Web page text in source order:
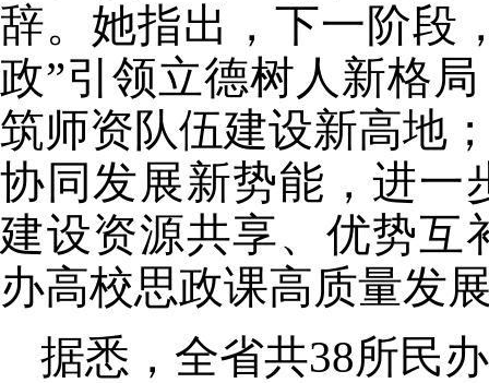
辞。她指出，下一阶段
政”引领立德树人新格
筑师资队伍建设新高地
协同发展新势能，进一
建设资源共享、优势互
办高校思政课高质量发
据悉， 全省共38所民